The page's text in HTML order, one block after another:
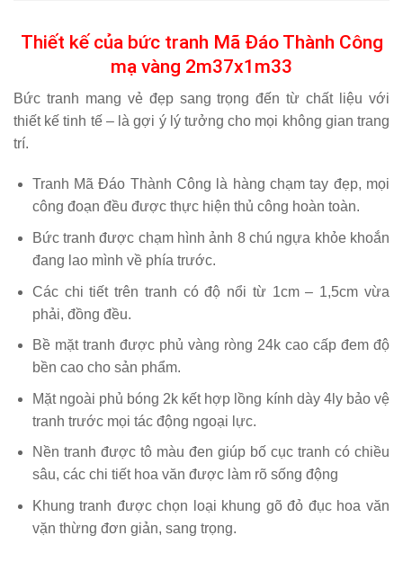
Thiết kế của bức tranh Mã Đáo Thành Công
mạ vàng 2m37x1m33
Bức tranh mang vẻ đẹp sang trọng đến từ chất liệu với
thiết kế tinh tế – là gợi ý lý tưởng cho mọi không gian trang
trí.
Tranh Mã Đáo Thành Công là hàng chạm tay đẹp, mọi
công đoạn đều được thực hiện thủ công hoàn toàn.
Bức tranh được chạm hình ảnh 8 chú ngựa khỏe khoắn
đang lao mình về phía trước.
Các chi tiết trên tranh có độ nổi từ 1cm – 1,5cm vừa
phải, đồng đều.
Bề mặt tranh được phủ vàng ròng 24k cao cấp đem độ
bền cao cho sản phẩm.
Mặt ngoài phủ bóng 2k kết hợp lồng kính dày 4ly bảo vệ
tranh trước mọi tác động ngoại lực.
Nền tranh được tô màu đen giúp bố cục tranh có chiều
sâu, các chi tiết hoa văn được làm rõ sống động
Khung tranh được chọn loại khung gõ đỏ đục hoa văn
vặn thừng đơn giản, sang trọng.